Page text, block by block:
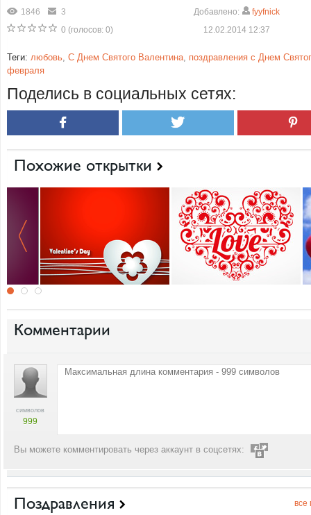
1846
3
0 (голосов: 0)
Добавлено:
fyyfnick
12.02.2014 12:37
Теги: любовь, С Днем Святого Валентина, поздравления с Днем
февраля
Поделись в социальных сетях:
Похожие открытки
Комментарии
символов
999
Вы можете комментировать через аккаунт в соцсетях:
Поздравления все